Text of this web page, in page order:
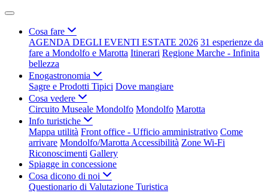
Cosa fare
AGENDA DEGLI EVENTI ESTATE 2026 31 esperienze da
fare a Mondolfo e Marotta Itinerari Regione Marche - Infinita
bellezza
Enogastronomia
Sagre e Prodotti Tipici Dove mangiare
Cosa vedere
Circuito Museale Mondolfo Mondolfo Marotta
Info turistiche
Mappa utilità Front office - Ufficio amministrativo Come
arrivare Mondolfo/Marotta Accessibilità Zone Wi-Fi
Riconoscimenti Gallery
Spiagge in concessione
Cosa dicono di noi
Questionario di Valutazione Turistica